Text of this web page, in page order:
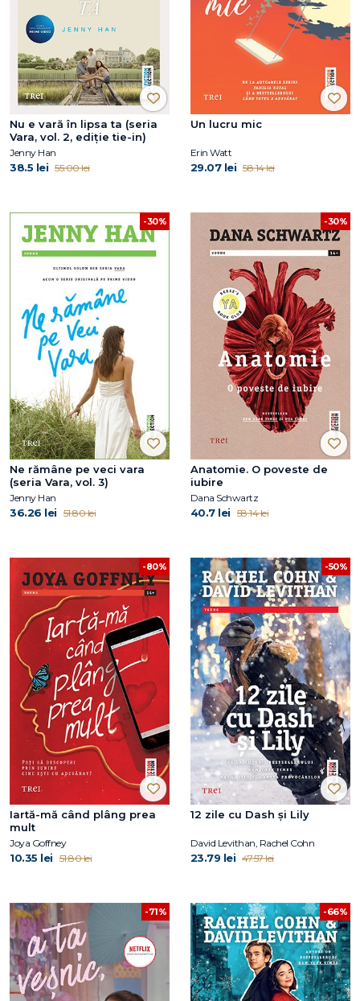
Nu e vară în lipsa ta (seria
Vara, vol. 2, ediție tie-in)
Jenny Han
38.5 lei 55.00 lei
Un lucru mic
Erin Watt
29.07 lei 58.14 lei
-30%
Ne rămâne pe veci vara
(seria Vara, vol. 3)
Jenny Han
36.26 lei 51.80 lei
-30%
Anatomie. O poveste de
iubire
Dana Schwartz
40.7 lei 58.14 lei
-80%
Iartă-mă când plâng prea
mult
Joya Goffney
10.35 lei 51.80 lei
-50%
12 zile cu Dash și Lily
David Levithan, Rachel Cohn
23.79 lei 47.57 lei
-71% -66%